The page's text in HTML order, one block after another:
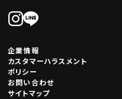
企業情報
カスタマーハラスメント
ポリシー
お問い合わせ
サイトマップ